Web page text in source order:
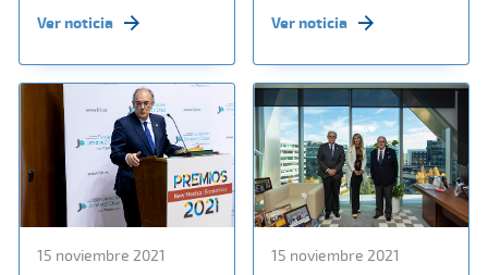
Ver noticia Ver noticia
15 noviembre 2021 15 noviembre 2021